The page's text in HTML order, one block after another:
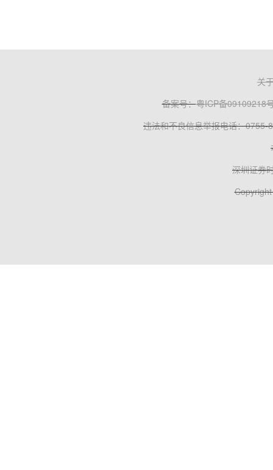
关
备案号：粤ICP备09109218
违法和不良信息举报电话：0755-
深圳证券